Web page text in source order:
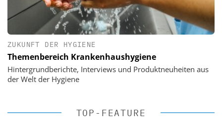
ZUKUNFT DER HYGIENE
Themenbereich Krankenhaushygiene
Hintergrundberichte, Interviews und Produktneuheiten aus
der Welt der Hygiene
TOP-FEATURE